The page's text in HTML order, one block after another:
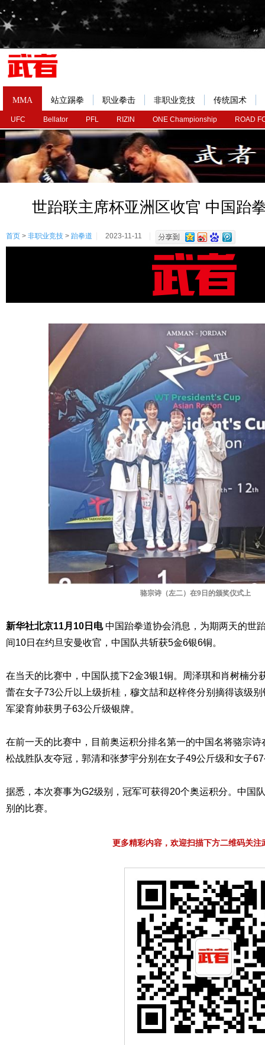
MMA
UFC Bellator PFL RIZIN ONE Championship ROAD
站立踢拳 职业拳击 非职业竞技 传统国术
世跆联主席杯亚洲区收官 中国跆
首页 > 非职业竞技 > 跆拳道 2023-11-11
骆宗诗（左二）在9日的颁奖仪式上
新华社北京11月10日电中国跆拳道协会消息，为期两天的世
间10日在约旦安曼收官，中国队共斩获5金6银6铜。
在当天的比赛中，中国队揽下2金3银1铜。周泽琪和肖树楠分
蕾在女子73公斤以上级折桂，穆文喆和赵梓佟分别摘得该级
军梁育帅获男子63公斤级银牌。
在前一天的比赛中，目前奥运积分排名第一的中国名将骆宗
松战胜队友夺冠，郭清和张梦宇分别在女子49公斤级和女子
据悉，本次赛事为G2级别，冠军可获得20个奥运积分。中国
别的比赛。
更多精彩内容，欢迎扫描下方二维码关注